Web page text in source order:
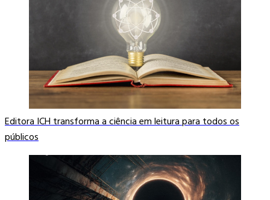
Editora ICH transforma a ciência em leitura para todos os
públicos